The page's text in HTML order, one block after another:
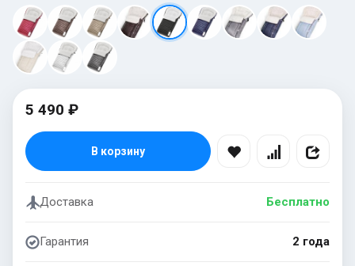
5 490 ₽
В корзину
Доставка Бесплатно
Гарантия 2 года